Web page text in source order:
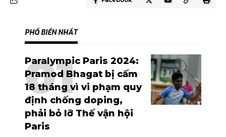
PHỔ BIẾN NHẤT
Paralympic Paris 2024:
Pramod Bhagat bị cấm
18 tháng vì vi phạm quy
định chống doping,
phải bỏ lỡ Thế vận hội
Paris